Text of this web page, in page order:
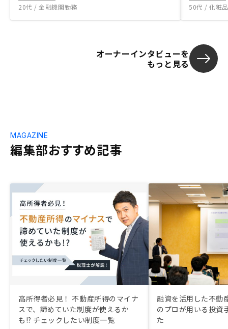
20代 / 金融機関勤務 50代 / 化粧
オーナーインタビューを
もっと見る
編集部おすすめ記事
MAGAZINE
高所得者必見！ 不動産所得のマイナ
スで、諦めていた制度が使えるか
も!? チェックしたい制度一覧
融資を活用した不動
のプロが用いる投資
た